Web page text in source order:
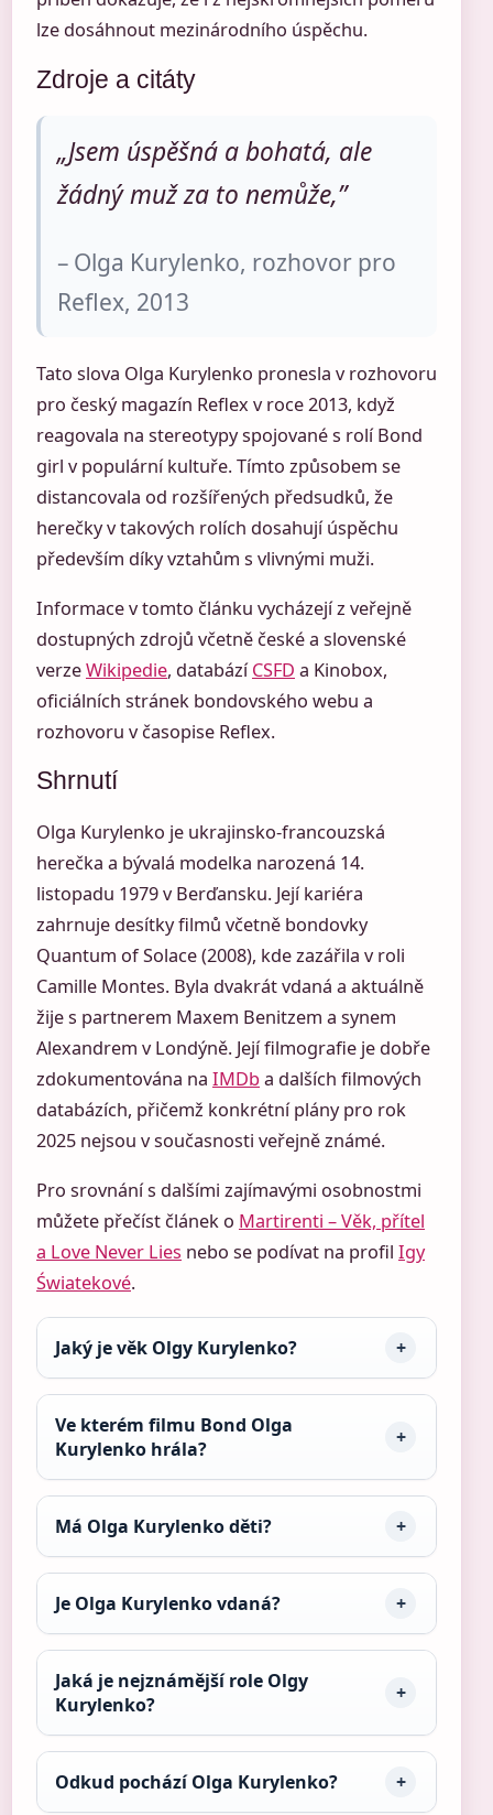
lze dosáhnout mezinárodního úspěchu.
Zdroje a citáty
„Jsem úspěšná a bohatá, ale
žádný muž za to nemůže,”
– Olga Kurylenko, rozhovor pro
Reflex, 2013
Tato slova Olga Kurylenko pronesla v rozhovoru
pro český magazín Reflex v roce 2013, když
reagovala na stereotypy spojované s rolí Bond
girl v populární kultuře. Tímto způsobem se
distancovala od rozšířených předsudků, že
herečky v takových rolích dosahují úspěchu
především díky vztahům s vlivnými muži.
Informace v tomto článku vycházejí z veřejně
dostupných zdrojů včetně české a slovenské
verzeWikipedie, databázíCSFD a Kinobox,
oficiálních stránek bondovského webu a
rozhovoru v časopise Reflex.
Shrnutí
Olga Kurylenko je ukrajinsko-francouzská
herečka a bývalá modelka narozená 14.
listopadu 1979 v Berďansku. Její kariéra
zahrnuje desítky filmů včetně bondovky
Quantum of Solace (2008), kde zazářila v roli
Camille Montes. Byla dvakrát vdaná a aktuálně
žije s partnerem Maxem Benitzem a synem
Alexandrem v Londýně. Její filmografie je dobře
zdokumentována na IMDba dalších filmových
databázích, přičemž konkrétní plány pro rok
2025 nejsou v současnosti veřejně známé.
Pro srovnání s dalšími zajímavými osobnostmi
můžete přečíst článek o Martirenti – Věk, přítel
a Love Never Lies nebo se podívat na profil Igy
Światekové.
Jaký je věk Olgy Kurylenko?
Ve kterém filmu Bond Olga
Kurylenko hrála?
Má Olga Kurylenko děti?
Je Olga Kurylenko vdaná?
Jaká je nejznámější role Olgy
Kurylenko?
Odkud pochází Olga Kurylenko?